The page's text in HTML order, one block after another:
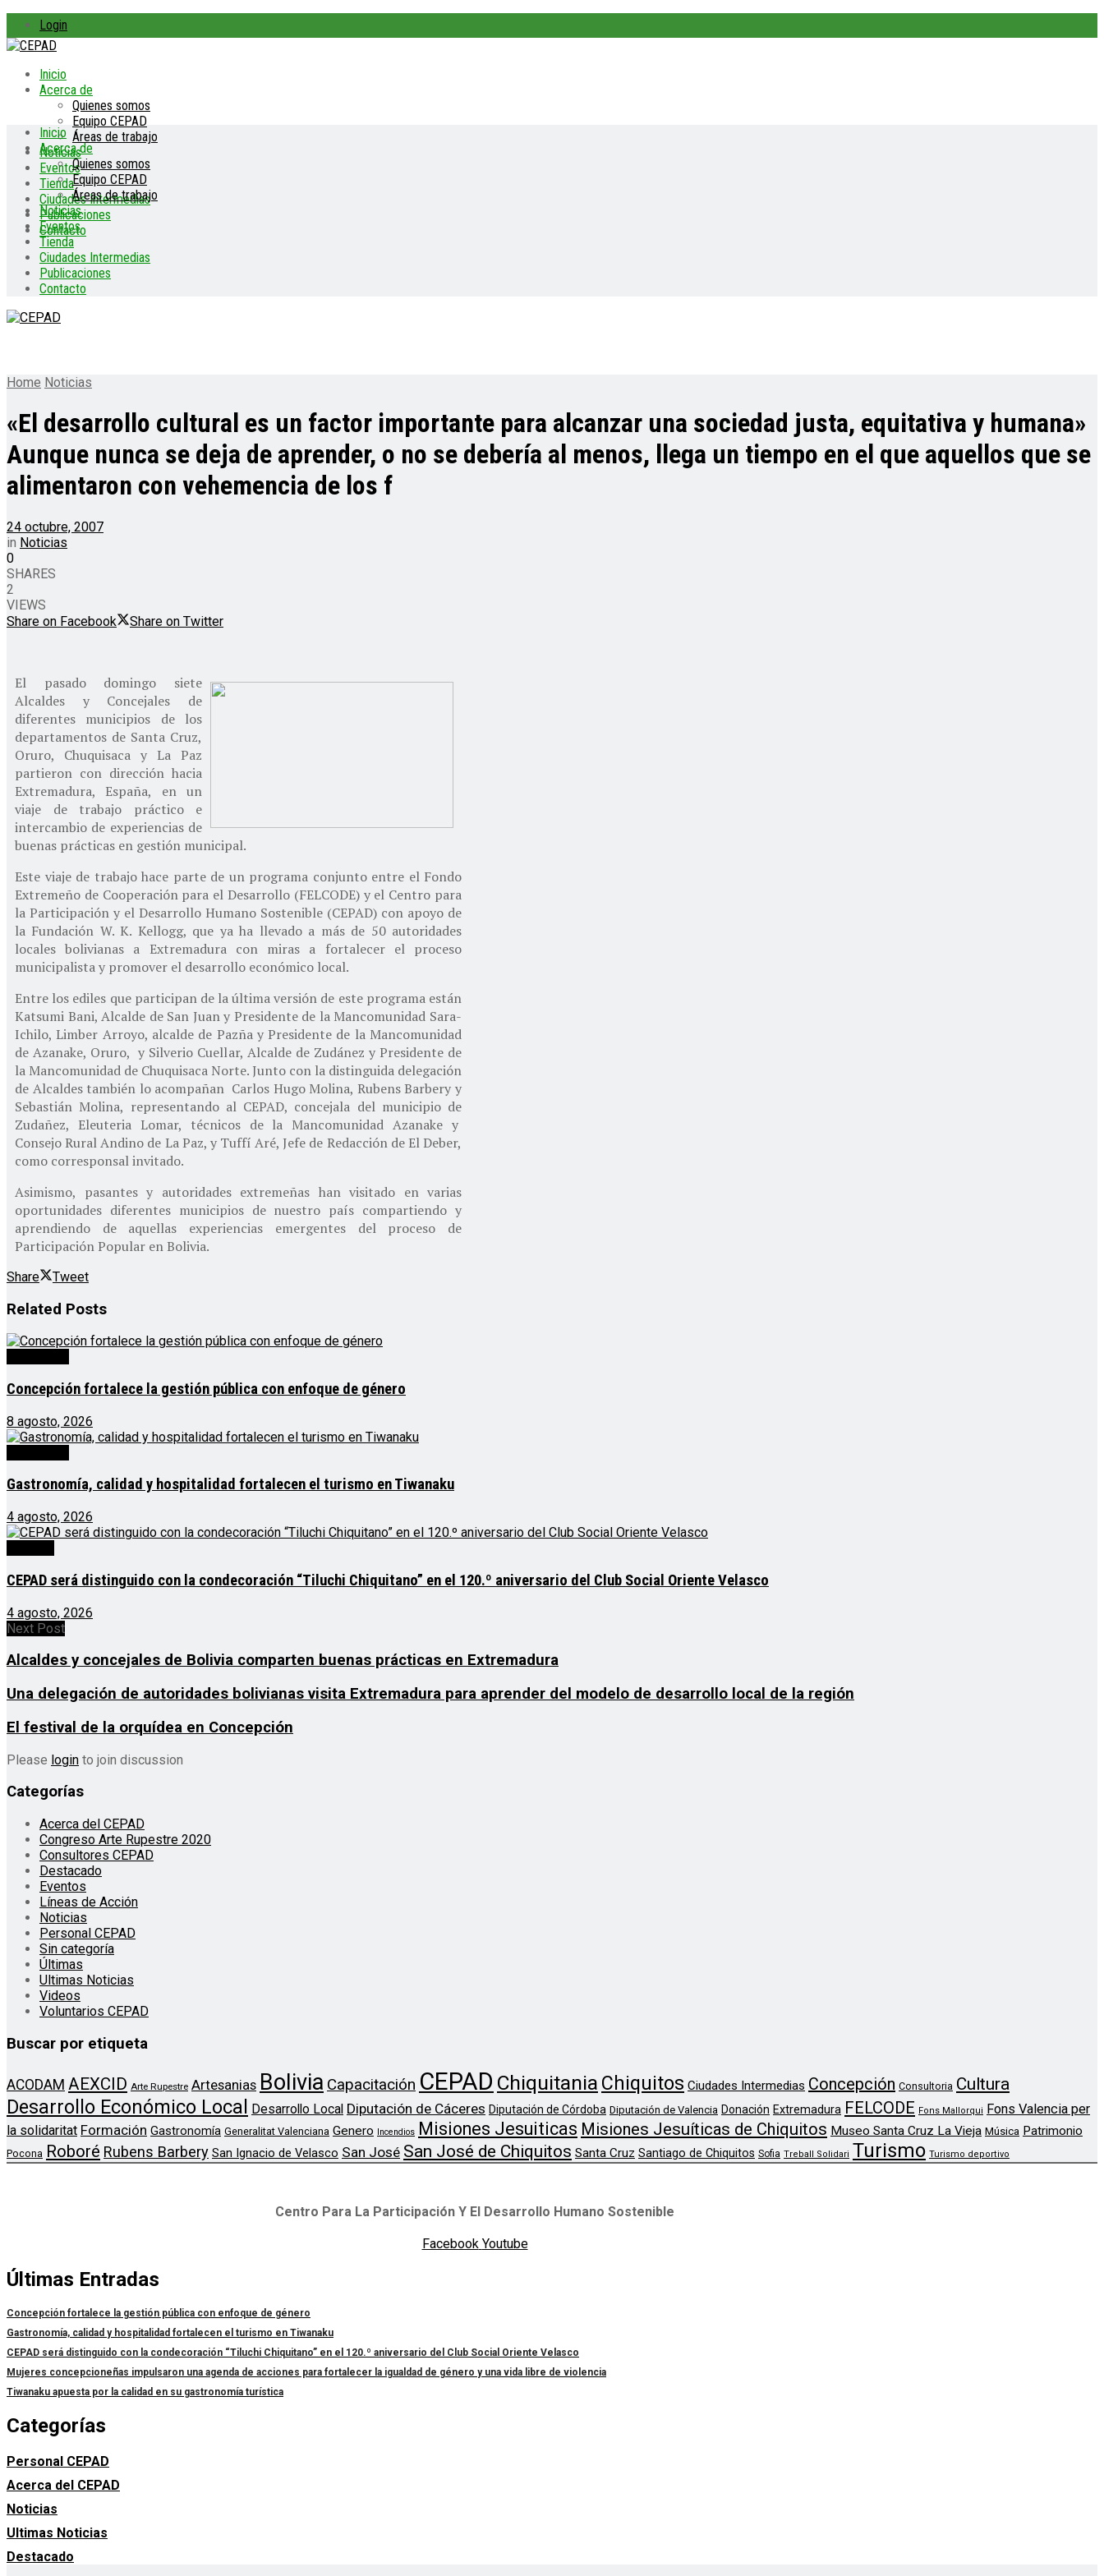
Login
Inicio
Acerca de
Quienes somos
Equipo CEPAD
Áreas de trabajo
Noticias
Eventos
Tienda
Ciudades Intermedias
Publicaciones
Contacto
Inicio
Acerca de
Quienes somos
Equipo CEPAD
Áreas de trabajo
Noticias
Eventos
Tienda
Ciudades Intermedias
Publicaciones
Contacto
Home Noticias
«El desarrollo cultural es un factor importante para alcanzar una sociedad justa, equitativa y humana»
Aunque nunca se deja de aprender, o no se debería al menos, llega un tiempo en el que aquellos que se
alimentaron con vehemencia de los f
24 octubre, 2007
in Noticias
0
SHARES
2
VIEWS
Share on Facebook
Share on Twitter
El pasado domingo siete
Alcaldes y Concejales de
diferentes municipios de los
departamentos de Santa Cruz,
Oruro, Chuquisaca y La Paz
partieron con dirección hacia
Extremadura, España, en un
viaje de trabajo práctico e
intercambio de experiencias de
buenas prácticas en gestión municipal.
Este viaje de trabajo hace parte de un programa conjunto entre el Fondo
Extremeño de Cooperación para el Desarrollo (FELCODE) y el Centro para
la Participación y el Desarrollo Humano Sostenible (CEPAD) con apoyo de
la Fundación W. K. Kellogg, que ya ha llevado a más de 50 autoridades
locales bolivianas a Extremadura con miras a fortalecer el proceso
municipalista y promover el desarrollo económico local.
Entre los ediles que participan de la última versión de este programa están
Katsumi Bani, Alcalde de San Juan y Presidente de la Mancomunidad Sara-
Ichilo, Limber Arroyo, alcalde de Pazña y Presidente de la Mancomunidad
de Azanake, Oruro, y Silverio Cuellar, Alcalde de Zudánez y Presidente de
la Mancomunidad de Chuquisaca Norte. Junto con la distinguida delegación
de Alcaldes también lo acompañan Carlos Hugo Molina, Rubens Barbery y
Sebastián Molina, representando al CEPAD, concejala del municipio de
Zudañez, Eleuteria Lomar, técnicos de la Mancomunidad Azanake y
Consejo Rural Andino de La Paz, y Tuffí Aré, Jefe de Redacción de El Deber,
como corresponsal invitado.
Asimismo, pasantes y autoridades extremeñas han visitado en varias
oportunidades diferentes municipios de nuestro país compartiendo y
aprendiendo de aquellas experiencias emergentes del proceso de
Participación Popular en Bolivia.
Share Tweet
Related Posts
Concepción fortalece la gestión pública con enfoque de género
8 agosto, 2026
Gastronomía, calidad y hospitalidad fortalecen el turismo en Tiwanaku
4 agosto, 2026
CEPAD será distinguido con la condecoración “Tiluchi Chiquitano” en el 120.º aniversario del Club Social Oriente Velasco
4 agosto, 2026
Next Post
Alcaldes y concejales de Bolivia comparten buenas prácticas en Extremadura
Una delegación de autoridades bolivianas visita Extremadura para aprender del modelo de desarrollo local de la región
El festival de la orquídea en Concepción
Please login to join discussion
Categorías
Acerca del CEPAD
Congreso Arte Rupestre 2020
Consultores CEPAD
Destacado
Eventos
Líneas de Acción
Noticias
Personal CEPAD
Sin categoría
Últimas
Ultimas Noticias
Videos
Voluntarios CEPAD
Buscar por etiqueta
ACODAM AEXCID Arte Rupestre Artesanias Bolivia Capacitación CEPAD Chiquitania Chiquitos Ciudades Intermedias Concepción Consultoria Cultura
Desarrollo Económico Local Desarrollo Local Diputación de Cáceres Diputación de Córdoba Diputación de Valencia Donación Extremadura FELCODE Fons Mallorqui
Fons Valencia per
la solidaritat Formación Gastronomía Generalitat Valenciana Genero Incendios Misiones Jesuiticas Misiones Jesuíticas de Chiquitos Museo Santa Cruz La Vieja Música Patrimonio
Pocona Roboré Rubens Barbery San Ignacio de Velasco San José San José de Chiquitos Santa Cruz Santiago de Chiquitos Sofia Treball Solidari Turismo Turismo deportivo
Centro Para La Participación Y El Desarrollo Humano Sostenible
Facebook Youtube
Últimas Entradas
Concepción fortalece la gestión pública con enfoque de género
Gastronomía, calidad y hospitalidad fortalecen el turismo en Tiwanaku
CEPAD será distinguido con la condecoración “Tiluchi Chiquitano” en el 120.º aniversario del Club Social Oriente Velasco
Mujeres concepcioneñas impulsaron una agenda de acciones para fortalecer la igualdad de género y una vida libre de violencia
Tiwanaku apuesta por la calidad en su gastronomía turística
Categorías
Personal CEPAD
Acerca del CEPAD
Noticias
Ultimas Noticias
Destacado